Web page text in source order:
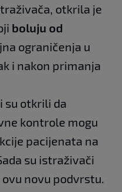
otkrila je
boluju od
ograničenja u
i nakon primanja
su otkrili da
kontrole mogu
pacijenata na
su istraživači
novu podvrstu.